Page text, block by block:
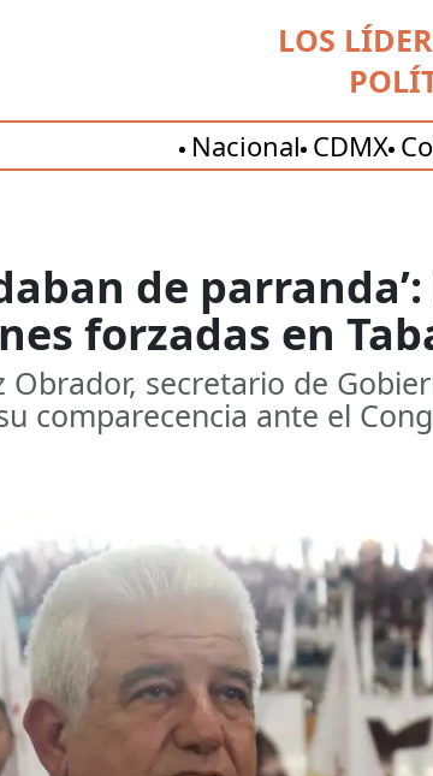
LOS
Nacional CDMX
de
forzadas en
Obrador, secretario de
comparecencia ante el